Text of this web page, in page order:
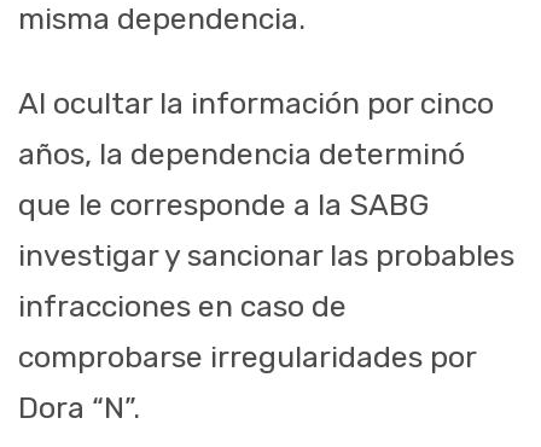
misma dependencia.
Al ocultar la información por cinco
años, la dependencia determinó
que le corresponde a la SABG
investigar y sancionar las probables
infracciones en caso de
comprobarse irregularidades por
Dora “N”.